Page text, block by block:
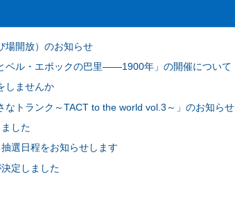
場開放）のお知らせ
ベル・エポックの巴里――1900年」の開催について
しませんか
なトランク～TACT to the world vol.3～」のお知らせ
した
選日程をお知らせします
定しました